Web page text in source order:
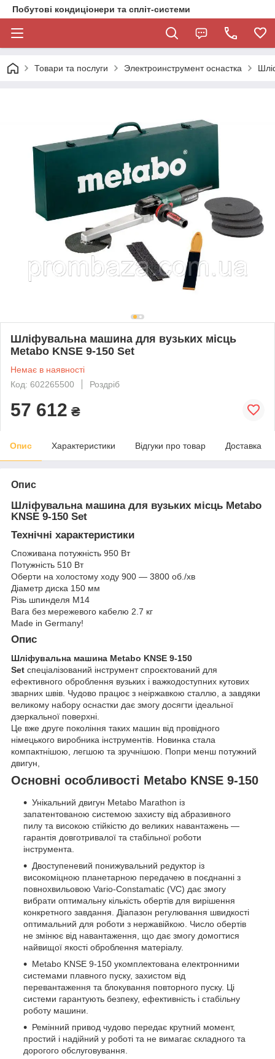
Побутові кондиціонери та спліт-системи
Товари та послуги Электроинструмент оснастка
Шліфувальна машина для вузьких місць
Metabo KNSE 9-150 Set
Немає в наявності
Код: 602265500
Роздріб
57 612 ₴
Опис Характеристики Відгуки про товар Доставка
Опис
Шліфувальна машина для вузьких місць Metabo
KNSE 9-150 Set
Технічні характеристики
Споживана потужність 950 Вт
Потужність 510 Вт
Оберти на холостому ходу 900 — 3800 об./хв
Діаметр диска 150 мм
Різь шпинделя M14
Вага без мережевого кабелю 2.7 кг
Made in Germany!
Опис
Шліфувальна машина Metabo KNSE 9-150
Set спеціалізований інструмент спроєктований для
ефективного оброблення вузьких і важкодоступних кутових
зварних швів. Чудово працює з неіржавкою сталлю, а завдяки
великому набору оснастки дає змогу досягти ідеальної
дзеркальної поверхні.
Це вже друге покоління таких машин від провідного
німецького виробника інструментів. Новинка стала
компактнішою, легшою та зручнішою. Попри менш потужний
двигун,
Основні особливості Metabo KNSE 9-150
Унікальний двигун Metabo Marathon із
запатентованою системою захисту від абразивного
пилу та високою стійкістю до великих навантажень —
гарантія довготривалої та стабільної роботи
інструмента.
Двоступеневий понижувальний редуктор із
високоміцною планетарною передачею в поєднанні з
повнохвильовою Vario-Constamatic (VC) дає змогу
вибрати оптимальну кількість обертів для вирішення
конкретного завдання. Діапазон регулювання швидкості
оптимальний для роботи з нержавійкою. Число обертів
не змінює від навантаження, що дає змогу домогтися
найвищої якості оброблення матеріалу.
Metabo KNSE 9-150 укомплектована електронними
системами плавного пуску, захистом від
перевантаження та блокування повторного пуску. Ці
системи гарантують безпеку, ефективність і стабільну
роботу машини.
Ремінний привод чудово передає крутний момент,
простий і надійний у роботі та не вимагає складного та
дорогого обслуговування.